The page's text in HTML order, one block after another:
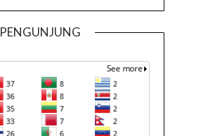
PENGUNJUNG